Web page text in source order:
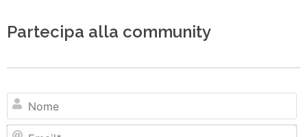
Partecipa alla community